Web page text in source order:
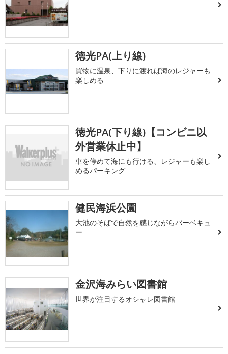
徳光PA(上り線)
買物に温泉、下りに渡れば海のレジャーも
楽しめる
徳光PA(下り線)【コンビニ以
外営業休止中】
車を停めて海にも行ける、レジャーも楽し
めるパーキング
健民海浜公園
大池のそばで自然を感じながらバーベキュ
ー
金沢海みらい図書館
世界が注目するオシャレ図書館